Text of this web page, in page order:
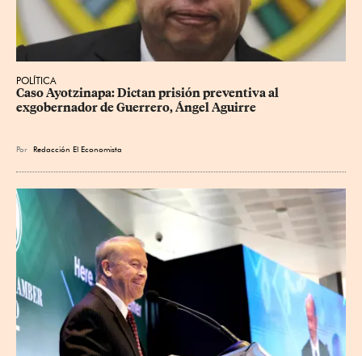
POLÍTICA
Caso Ayotzinapa: Dictan prisión preventiva al
exgobernador de Guerrero, Ángel Aguirre
Por Redacción El Economista